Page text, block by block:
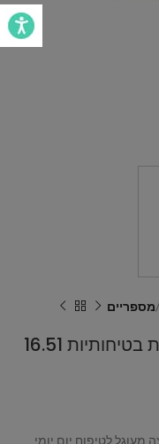
מספריים
Show Tech – מספריים ישרות בטיחותיות 16.51